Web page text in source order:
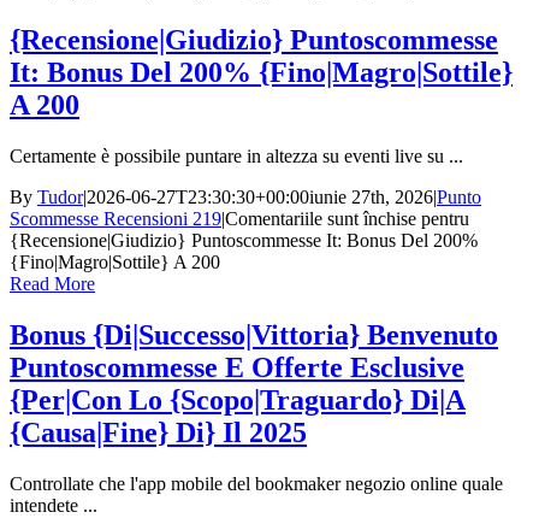
{Recensione|Giudizio} Puntoscommesse
It: Bonus Del 200% {Fino|Magro|Sottile}
A 200
Certamente è possibile puntare in altezza su eventi live su ...
By Tudor|2026-06-27T23:30:30+00:00iunie 27th, 2026|Punto
Scommesse Recensioni 219|Comentariile sunt închise pentru
{Recensione|Giudizio} Puntoscommesse It: Bonus Del 200%
{Fino|Magro|Sottile} A 200
Read More
Bonus {Di|Successo|Vittoria} Benvenuto
Puntoscommesse E Offerte Esclusive
{Per|Con Lo {Scopo|Traguardo} Di|A
{Causa|Fine} Di} Il 2025
Controllate che l'app mobile del bookmaker negozio online quale
intendete ...